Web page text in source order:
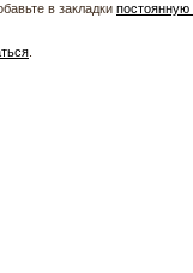
в закладки постоянную